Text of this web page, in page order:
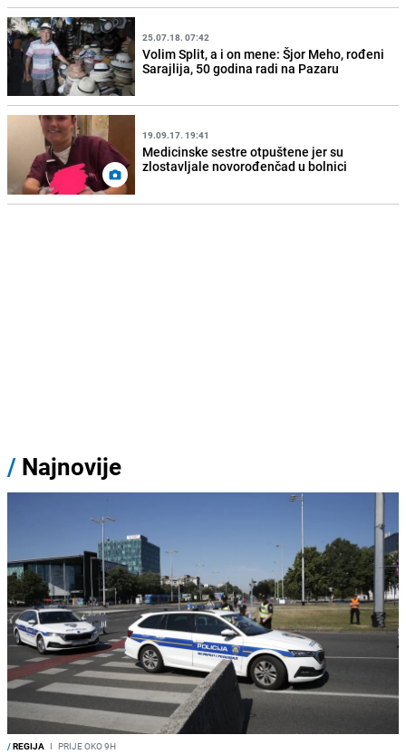
25.07.18. 07:42
Volim Split, a i on mene: Šjor Meho, rođeni
Sarajlija, 50 godina radi na Pazaru
19.09.17. 19:41
Medicinske sestre otpuštene jer su
zlostavljale novorođenčad u bolnici
/ Najnovije
/REGIJA I PRIJE OKO 9H